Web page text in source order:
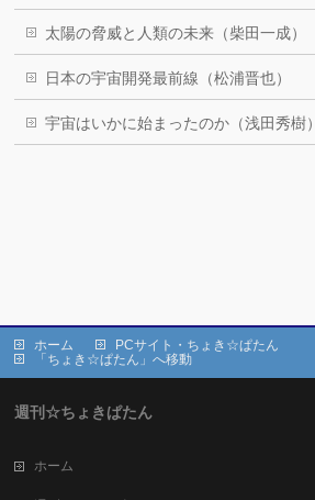
太陽の脅威と人類の未来（柴田一成）
日本の宇宙開発最前線（松浦晋也）
宇宙はいかに始まったのか（浅田秀樹）
ホーム
PCサイト・ちょき☆ぱたん
「ちょき☆ぱたん」へ移動
週刊☆ちょきぱたん
ホーム